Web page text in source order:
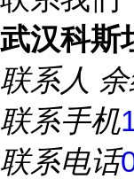
武汉科斯
联系人
联系手机
联系电话